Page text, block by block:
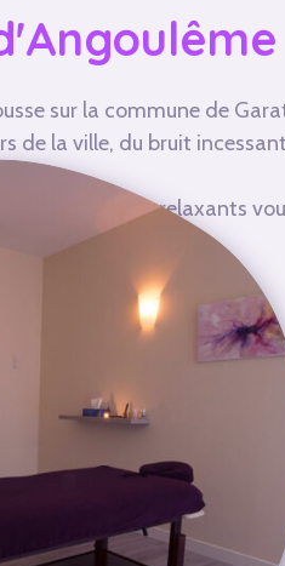
sur la commune de
de la ville, du bruit
ou relaxants